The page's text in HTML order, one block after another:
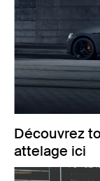
Découvrez
attelage ici